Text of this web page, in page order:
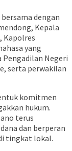
dengan
Kepala
Kapolres
yang
Pengadilan Negeri
serta perwakilan
komitmen
hukum.
terus
dan berperan
tingkat lokal.